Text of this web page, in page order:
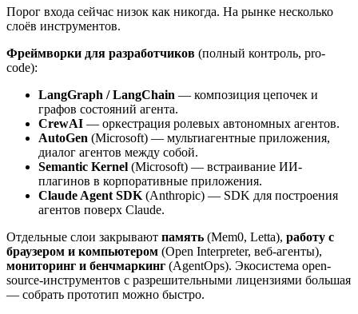
Порог входа сейчас низок как никогда. На рынке несколько
слоёв инструментов.
Фреймворки для разработчиков (полный контроль, pro-
code):
LangGraph / LangChain — композиция цепочек и
графов состояний агента.
CrewAI — оркестрация ролевых автономных агентов.
AutoGen (Microsoft) — мультиагентные приложения,
диалог агентов между собой.
Semantic Kernel (Microsoft) — встраивание ИИ-
плагинов в корпоративные приложения.
Claude Agent SDK (Anthropic) — SDK для построения
агентов поверх Claude.
Отдельные слои закрывают память (Mem0, Letta), работу с
браузером и компьютером (Open Interpreter, веб-агенты),
мониторинг и бенчмаркинг (AgentOps). Экосистема open-
source-инструментов с разрешительными лицензиями большая
— собрать прототип можно быстро.